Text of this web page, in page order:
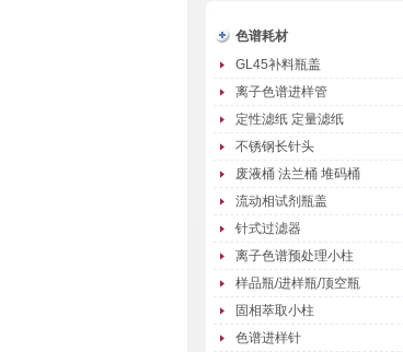
色谱耗材
GL45补料瓶盖
离子色谱进样管
定性滤纸 定量滤纸
不锈钢长针头
废液桶 法兰桶 堆码桶
流动相试剂瓶盖
针式过滤器
离子色谱预处理小柱
样品瓶/进样瓶/顶空瓶
固相萃取小柱
色谱进样针